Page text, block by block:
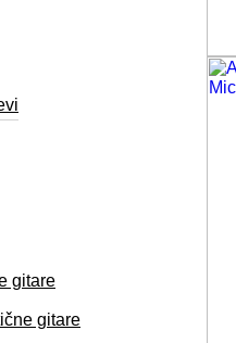
gitare
gitare